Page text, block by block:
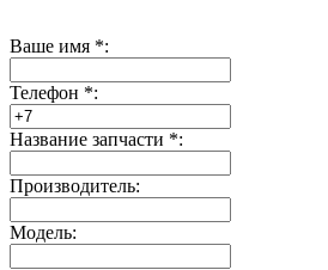
Ваше имя *:
Телефон *:
Название запчасти *:
Производитель:
Модель: